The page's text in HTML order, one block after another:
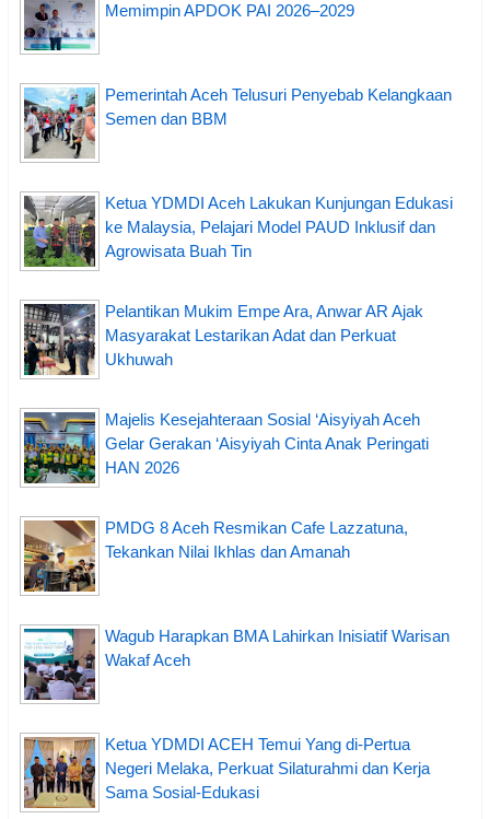
Memimpin APDOK PAI 2026–2029
Pemerintah Aceh Telusuri Penyebab Kelangkaan
Semen dan BBM
Ketua YDMDI Aceh Lakukan Kunjungan Edukasi
ke Malaysia, Pelajari Model PAUD Inklusif dan
Agrowisata Buah Tin
Pelantikan Mukim Empe Ara, Anwar AR Ajak
Masyarakat Lestarikan Adat dan Perkuat
Ukhuwah
Majelis Kesejahteraan Sosial ‘Aisyiyah Aceh
Gelar Gerakan ‘Aisyiyah Cinta Anak Peringati
HAN 2026
PMDG 8 Aceh Resmikan Cafe Lazzatuna,
Tekankan Nilai Ikhlas dan Amanah
Wagub Harapkan BMA Lahirkan Inisiatif Warisan
Wakaf Aceh
Ketua YDMDI ACEH Temui Yang di-Pertua
Negeri Melaka, Perkuat Silaturahmi dan Kerja
Sama Sosial-Edukasi